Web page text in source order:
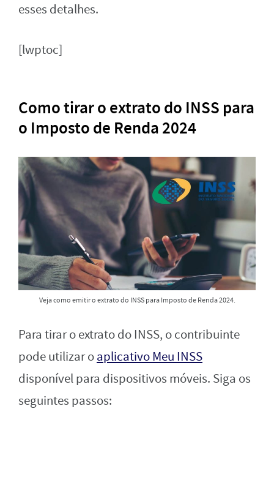
esses detalhes.
[lwptoc]
Como tirar o extrato do INSS para
o Imposto de Renda 2024
Veja como emitir o extrato do INSS para Imposto de Renda 2024.
Para tirar o extrato do INSS, o contribuinte
pode utilizar oaplicativo Meu INSS
disponível para dispositivos móveis. Siga os
seguintes passos: